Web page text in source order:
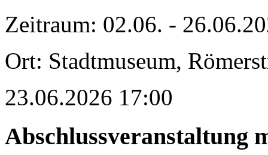
Zeitraum: 02.06. -
Ort: Stadtmuseum,
23.06.2026 17:00
Abschlussveranstaltung